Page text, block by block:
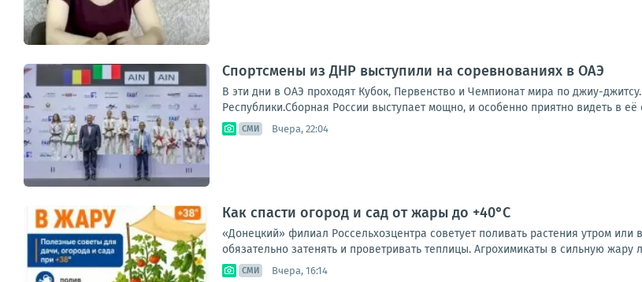
Спортсмены из ДНР выступили на соревнованиях в ОАЭ
В эти дни в ОАЭ проходят Кубок, Первенство и Чемпионат мира по джиу-
Республики.Сборная России выступает мощно, и особенно приятно видеть в её
СМИ Вчера, 22:04
Как спасти огород и сад от жары до +40°C
«Донецкий» филиал Россельхозцентра советует поливать растения утром
обязательно затенять и проветривать теплицы. Агрохимикаты в сильную жару
СМИ Вчера, 16:14